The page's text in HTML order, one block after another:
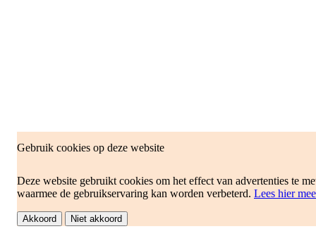
Gebruik cookies op deze website
Deze website gebruikt cookies om het effect van advertenties te
waarmee de gebruikservaring kan worden verbeterd. Lees hier
Akkoord Niet akkoord